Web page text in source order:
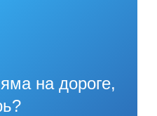
на дороге,